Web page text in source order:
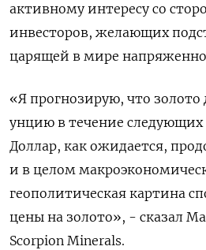
активному интересу со
инвесторов, желающих
царящей в мире
«Я прогнозирую, что золото
унцию в течение следующих
Доллар, как ожидается,
и в целом
геополитическая картина
цены на золото», - сказал
Scorpion Minerals.